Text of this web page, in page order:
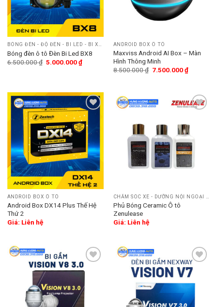
BÓNG ĐÈN - ĐỘ ĐÈN - BI LED - BI XENON
Bóng đèn ô tô Đèn Bi Led BX8
6.500.000₫ 5.000.000₫
ANDROID BOX Ô TÔ
Maxviss Android AI Box – Màn
Hình Thông Minh
8.500.000₫ 7.500.000₫
to
wishlist
ANDROID BOX Ô TÔ
Android Box DX14 Plus Thế Hệ
Thứ 2
Giá: Liên hệ
wishlist
Phủ Bóng Ceramic Ô tô
Zenulease
Giá: Liên hệ
wishlist